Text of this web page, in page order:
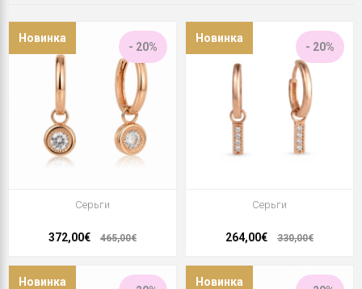
- 20%
Новинка
Серьги
372,00€ 465,00€
- 20%
Новинка
Серьги
264,00€ 330,00€
Новинка Новинка